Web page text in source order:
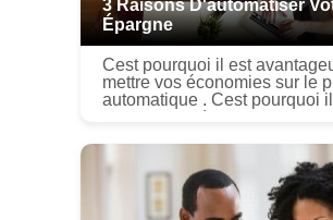
3 Raisons D'automatiser
Épargne
Cest pourquoi il est
mettre vos économies sur le
automatique . Cest pourquoi
avantageux de mettre vos